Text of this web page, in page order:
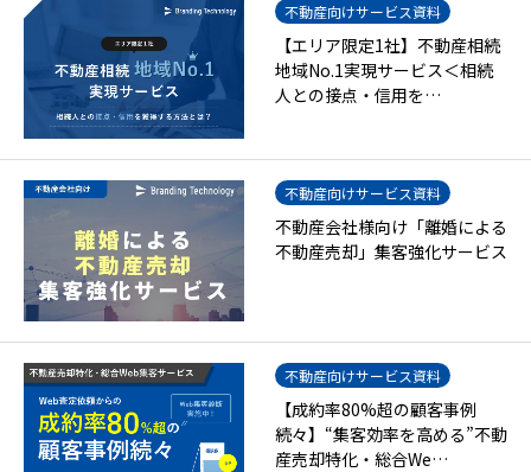
不動産向けサービス資料
【エリア限定1社】不動産相続
地域No.1実現サービス＜相続
人との接点・信用を…
不動産向けサービス資料
不動産会社様向け「離婚による
不動産売却」集客強化サービス
不動産向けサービス資料
【成約率80%超の顧客事例
続々】“集客効率を高める”不動
産売却特化・総合We…